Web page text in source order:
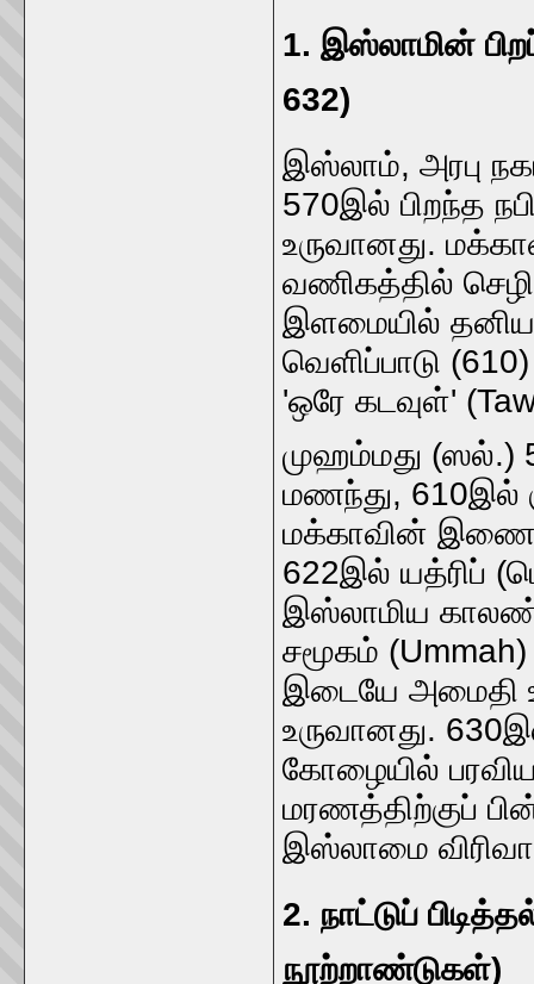
1. இஸ்லாமின்
632)
இஸ்லாம், அரபு
570இல் பிறந்த
உருவானது.
வணிகத்தில்
இளமையில்
வெளிப்பாடு
'ஒரே கடவுள்'
முஹம்மது (ஸல்.)
மணந்து, 610இல்
மக்காவின்
622இல் யத்ரிப்
இஸ்லாமிய
சமூகம்
இடையே அமைதி
உருவானது.
கோழையில்
மரணத்திற்குப்
இஸ்லாமை
2. நாட்டுப்
நூற்றாண்டுகள்)